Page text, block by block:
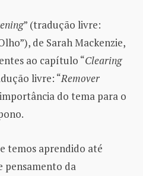
” (tradução livre:
de Sarah Mackenzie,
ao capítulo “Clearing
livre: “Remover
do tema para o
temos aprendido até
pensamento da